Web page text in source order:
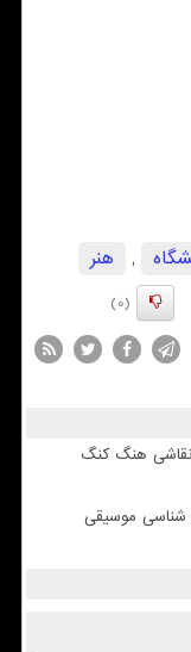
,
هنر
(0)
نقاشی هنگ کنگ
شناسی موسیقی